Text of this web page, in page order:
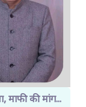
माफी की मांग...